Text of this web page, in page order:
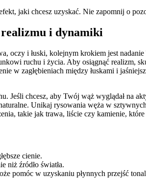
jaki chcesz uzyskać. Nie zapomnij o
realizmu i dynamiki
oczy i łuski, kolejnym krokiem jest
ruchu i życia. Aby osiągnąć realizm,
w zagłębieniach między łuskami i
chcesz, aby Twój wąż wyglądał na
Unikaj rysowania węża w
takie jak trawa, liście czy kamienie,
cienie.
niż źródło światła.
pomóc w uzyskaniu płynnych przejść